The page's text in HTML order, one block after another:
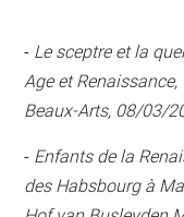
- Le sceptre et la
Age et
Beaux-Arts, 08/03/
- Enfants de la
des Habsbourg à